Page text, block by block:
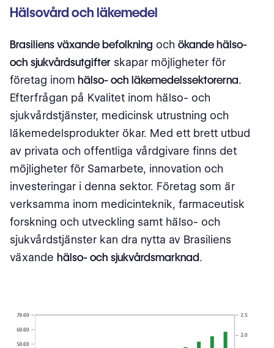
Hälsovård och läkemedel
Brasiliens växande befolkning och ökande hälso-
och sjukvårdsutgifter skapar möjligheter för
företag inom hälso- och läkemedelssektorerna.
Efterfrågan på Kvalitet inom hälso- och
sjukvårdstjänster, medicinsk utrustning och
läkemedelsprodukter ökar. Med ett brett utbud
av privata och offentliga vårdgivare finns det
möjligheter för Samarbete, innovation och
investeringar i denna sektor. Företag som är
verksamma inom medicinteknik, farmaceutisk
forskning och utveckling samt hälso- och
sjukvårdstjänster kan dra nytta av Brasiliens
växande hälso- och sjukvårdsmarknad.